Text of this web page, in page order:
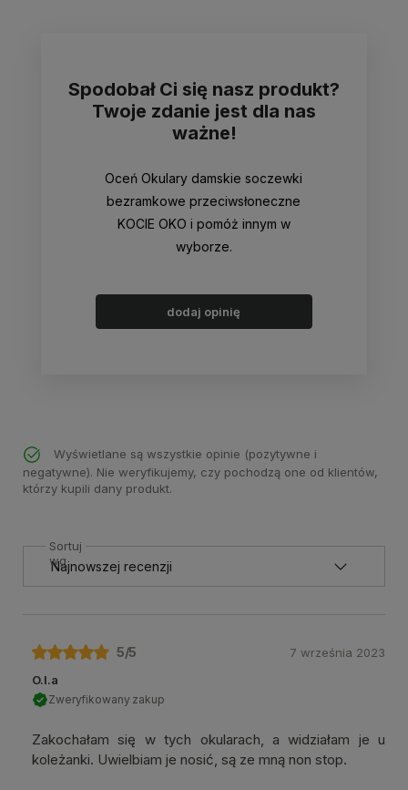
Spodobał Ci się nasz produkt?
Twoje zdanie jest dla nas
ważne!
Oceń Okulary damskie soczewki
bezramkowe przeciwsłoneczne
KOCIE OKO i pomóż innym w
wyborze.
dodaj opinię
Wyświetlane są wszystkie opinie (pozytywne i
negatywne). Nie weryfikujemy, czy pochodzą one od klientów,
którzy kupili dany produkt.
Sortuj
wg
5/5
O.l.a
Zweryfikowany zakup
Zakochałam się w tych okularach, a widziałam je u
koleżanki. Uwielbiam je nosić, są ze mną non stop.
7 września 2023